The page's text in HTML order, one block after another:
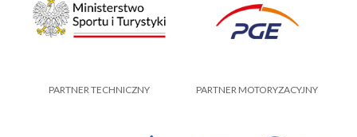
PARTNER TECHNICZNY PARTNER MOTORYZACYJNY